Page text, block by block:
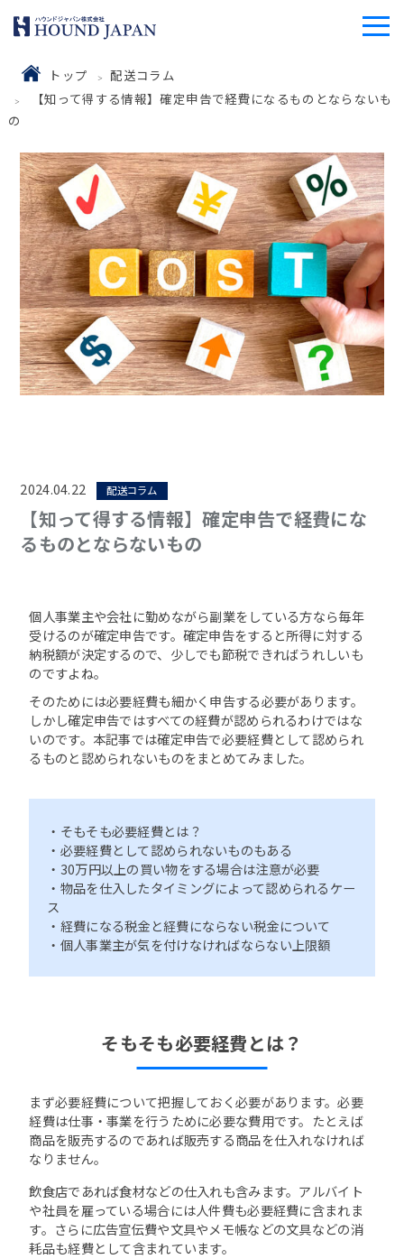
トップ
配送コラム
【知って得する情報】確定申告で経費になるものとならないも
の
2024.04.22 配送コラム
【知って得する情報】確定申告で経費にな
るものとならないもの
個人事業主や会社に勤めながら副業をしている方なら毎年
受けるのが確定申告です。確定申告をすると所得に対する
納税額が決定するので、少しでも節税できればうれしいも
のですよね。
そのためには必要経費も細かく申告する必要があります。
しかし確定申告ではすべての経費が認められるわけではな
いのです。本記事では確定申告で必要経費として認められ
るものと認められないものをまとめてみました。
・そもそも必要経費とは？
・必要経費として認められないものもある
・30万円以上の買い物をする場合は注意が必要
・物品を仕入したタイミングによって認められるケー
ス
・経費になる税金と経費にならない税金について
・個人事業主が気を付けなければならない上限額
そもそも必要経費とは？
まず必要経費について把握しておく必要があります。必要
経費は仕事・事業を行うために必要な費用です。たとえば
商品を販売するのであれば販売する商品を仕入れなければ
なりません。
飲食店であれば食材などの仕入れも含みます。アルバイト
や社員を雇っている場合には人件費も必要経費に含まれま
す。さらに広告宣伝費や文具やメモ帳などの文具などの消
耗品も経費として含まれています。